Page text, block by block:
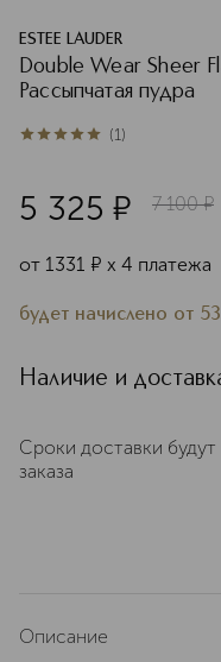
ESTEE LAUDER
Double Wear Sheer
Рассыпчатая пудра
5из 51 (1)
5 325 ¤ 7 100 ¤
от 1331 ¤ х 4 платежа
будет начислено от 53
Наличие и
Сроки доставки
заказа
Описание